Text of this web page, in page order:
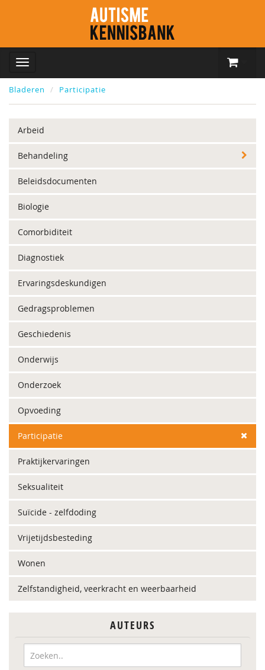
Bladeren Participatie
Arbeid
Behandeling
Beleidsdocumenten
Biologie
Comorbiditeit
Diagnostiek
Ervaringsdeskundigen
Gedragsproblemen
Geschiedenis
Onderwijs
Onderzoek
Opvoeding
Participatie
Praktijkervaringen
Seksualiteit
Suïcide - zelfdoding
Vrijetijdsbesteding
Wonen
Zelfstandigheid, veerkracht en weerbaarheid
AUTEURS